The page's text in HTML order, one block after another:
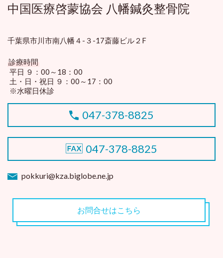
中国医療啓蒙協会 八幡鍼灸整骨院
千葉県市川市南八幡４-３-17斎藤ビル２F
診療時間
平日 ９：00～18：00
土・日・祝日 ９：00～17：00
※水曜日休診
047-378-8825
047-378-8825
pokkuri@kza.biglobe.ne.jp
お問合せはこちら